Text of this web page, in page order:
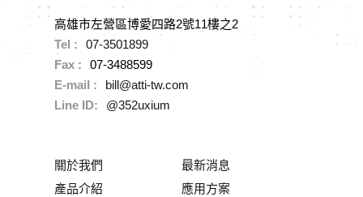
高雄市左營區博愛四路2號11樓之2
Tel :
07-3501899
Fax :
07-3488599
E-mail :
bill@atti-tw.com
Line ID:
@352uxium
關於我們
最新消息
產品介紹
應用方案